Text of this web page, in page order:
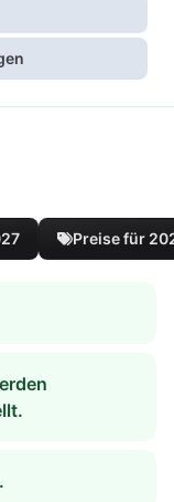
Preise für